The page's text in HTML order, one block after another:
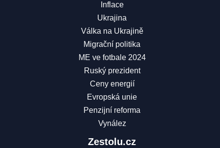
Inflace
Ukrajina
Válka na Ukrajině
Migrační politika
ME ve fotbale 2024
Ruský prezident
Ceny energií
Evropská unie
Penzijní reforma
Vynález
Zestolu.cz